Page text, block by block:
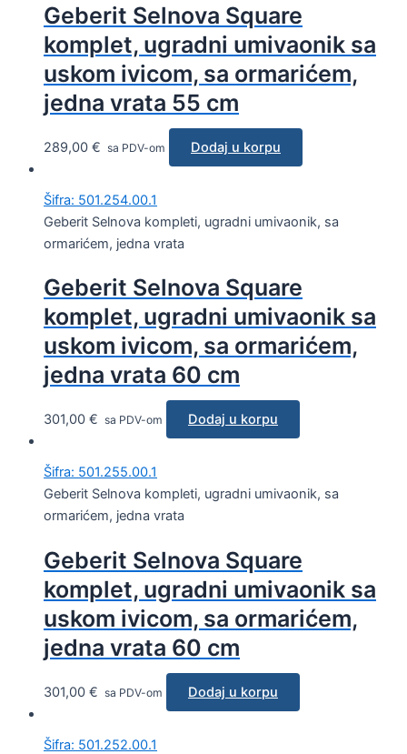
Geberit Selnova Square
komplet, ugradni umivaonik sa
uskom ivicom, sa ormarićem,
jedna vrata 55 cm
289,00 € sa PDV-om Dodaj u korpu
Šifra: 501.254.00.1
Geberit Selnova kompleti, ugradni umivaonik, sa
ormarićem, jedna vrata
Geberit Selnova Square
komplet, ugradni umivaonik sa
uskom ivicom, sa ormarićem,
jedna vrata 60 cm
301,00 € sa PDV-om Dodaj u korpu
Šifra: 501.255.00.1
Geberit Selnova kompleti, ugradni umivaonik, sa
ormarićem, jedna vrata
Geberit Selnova Square
komplet, ugradni umivaonik sa
uskom ivicom, sa ormarićem,
jedna vrata 60 cm
301,00 € sa PDV-om Dodaj u korpu
Šifra: 501.252.00.1